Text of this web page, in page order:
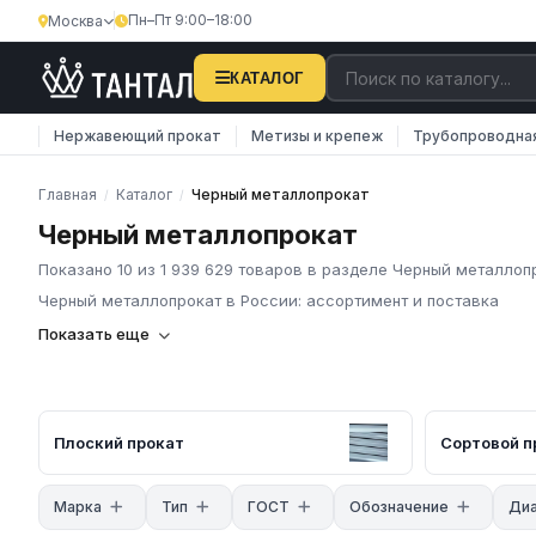
Москва Пн–Пт 9:00–18:00
КАТАЛОГ
Нержавеющий прокат Метизы и крепеж
Главная / Каталог / Черный металлопрокат
Черный металлопрокат
Показано 10 из 1 939 629 товаров в разделе Черный
Черный металлопрокат в России: ассортимент и поставка
Компания «Тантал» предлагает чёрный металлопрокат в
В нашем каталоге представлен широкий ассортимент
прокат: горячекатаные листы по ГОСТ 19903,
Трубный прокат: трубы ВГП по ГОСТ 3262, электросварные
квадратного и прямоугольного сечения. Сортовой прокат:
равнополочные и неравнополочные, швеллеры, двутавры,
Показать еще
Плоский прокат Сортовой
Марка Тип ГОСТ Обозначение